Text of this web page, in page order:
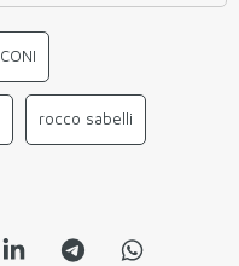
CONI
rocco sabelli